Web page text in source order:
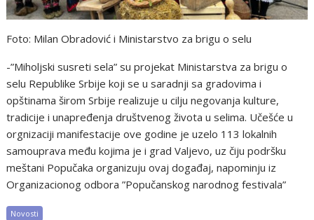
Foto: Milan Obradović i Ministarstvo za brigu o selu
-”Miholjski susreti sela” su projekat Ministarstva za brigu o
selu Republike Srbije koji se u saradnji sa gradovima i
opštinama širom Srbije realizuje u cilju negovanja kulture,
tradicije i unapređenja društvenog života u selima. Učešće u
orgnizaciji manifestacije ove godine je uzelo 113 lokalnih
samouprava među kojima je i grad Valjevo, uz čiju podršku
meštani Popučaka organizuju ovaj događaj, napominju iz
Organizacionog odbora ”Popučanskog narodnog festivala”
Novosti